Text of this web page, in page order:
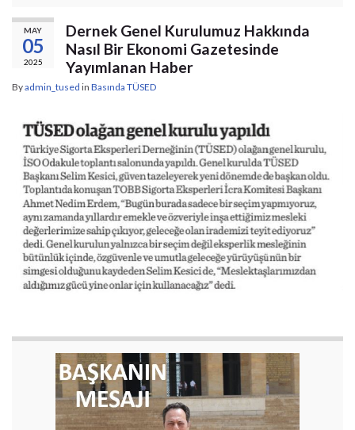
MAY
05
2025
Dernek Genel Kurulumuz Hakkında
Nasıl Bir Ekonomi Gazetesinde
Yayımlanan Haber
Byadmin_tused in Basında TÜSED